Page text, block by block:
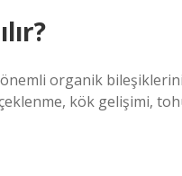
organik
kök gelişimi,